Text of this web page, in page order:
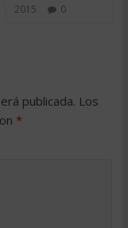
2015
0
publicada. Los
*